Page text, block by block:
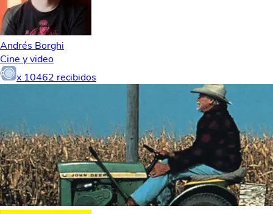
Andrés Borghi
Cine y video
x 10462 recibidos